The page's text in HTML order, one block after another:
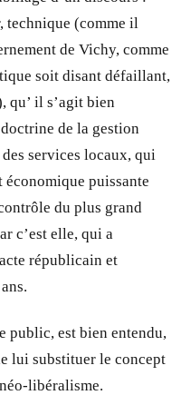
technique (comme il
de Vichy, comme
soit disant défaillant,
il s’agit bien
de la gestion
services locaux, qui
puissante
du plus grand
c’est elle, qui a
républicain et
public, est bien entendu,
lui substituer le concept
libéralisme.